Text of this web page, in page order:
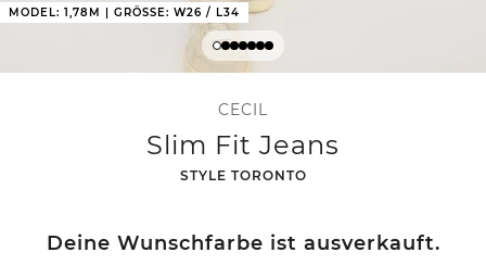
MODEL: 1,78M | GRÖSSE: W26 / L34
CECIL
Slim Fit Jeans
-
STYLE TORONTO
Deine Wunschfarbe ist ausverkauft.